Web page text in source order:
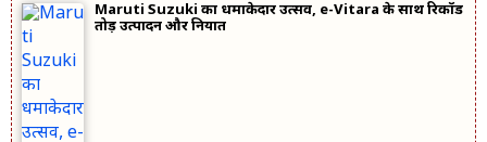
Maruti Suzuki का धमाकेदार उत्सव, e-Vitara के साथ रिकॉर्ड
तोड़ उत्पादन और निर्यात